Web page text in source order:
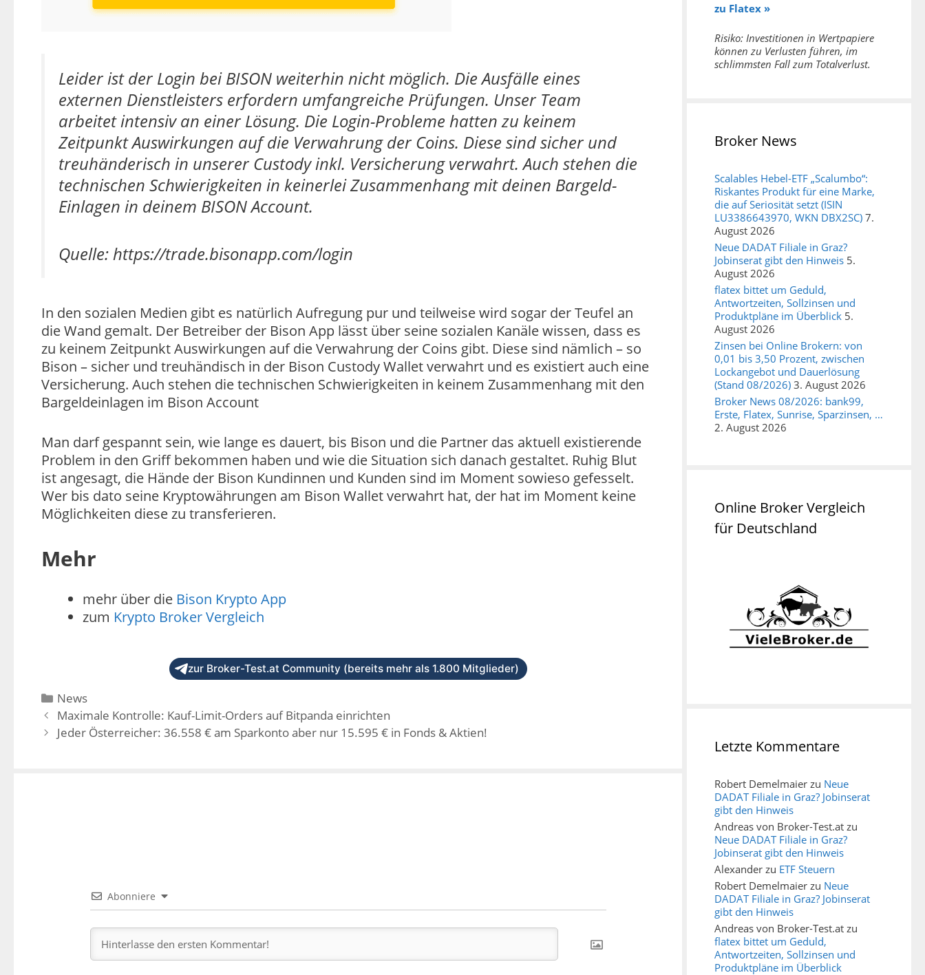
Leider ist der Login bei BISON weiterhin nicht möglich. Die Ausfälle eines
externen Dienstleisters erfordern umfangreiche Prüfungen. Unser Team
arbeitet intensiv an einer Lösung. Die Login-Probleme hatten zu keinem
Zeitpunkt Auswirkungen auf die Verwahrung der Coins. Diese sind sicher und
treuhänderisch in unserer Custody inkl. Versicherung verwahrt. Auch stehen die
technischen Schwierigkeiten in keinerlei Zusammenhang mit deinen Bargeld-
Einlagen in deinem BISON Account.
Quelle: https://trade.bisonapp.com/login
In den sozialen Medien gibt es natürlich Aufregung pur und teilweise wird sogar der Teufel an
die Wand gemalt. Der Betreiber der Bison App lässt über seine sozialen Kanäle wissen, dass es
zu keinem Zeitpunkt Auswirkungen auf die Verwahrung der Coins gibt. Diese sind nämlich – so
Bison – sicher und treuhändisch in der Bison Custody Wallet verwahrt und es existiert auch eine
Versicherung. Auch stehen die technischen Schwierigkeiten in keinem Zusammenhang mit den
Bargeldeinlagen im Bison Account
Man darf gespannt sein, wie lange es dauert, bis Bison und die Partner das aktuell existierende
Problem in den Griff bekommen haben und wie die Situation sich danach gestaltet. Ruhig Blut
ist angesagt, die Hände der Bison Kundinnen und Kunden sind im Moment sowieso gefesselt.
Wer bis dato seine Kryptowährungen am Bison Wallet verwahrt hat, der hat im Moment keine
Möglichkeiten diese zu transferieren.
Mehr
mehr über die Bison Krypto App
zum Krypto Broker Vergleich
zur Broker-Test.at Community (bereits mehr als 1.800 Mitglieder)
News
Maximale Kontrolle: Kauf-Limit-Orders auf Bitpanda einrichten
Jeder Österreicher: 36.558 € am Sparkonto aber nur 15.595 € in Fonds & Aktien!
Abonniere
zu Flatex »
Risiko: Investitionen in Wertpapiere
können zu Verlusten führen, im
schlimmsten Fall zum Totalverlust.
Broker News
Scalables Hebel-ETF „Scalumbo“:
Riskantes Produkt für eine Marke,
die auf Seriosität setzt (ISIN
LU3386643970, WKN DBX2SC) 7.
August 2026
Neue DADAT Filiale in Graz?
Jobinserat gibt den Hinweis 5.
August 2026
flatex bittet um Geduld,
Antwortzeiten, Sollzinsen und
Produktpläne im Überblick 5.
August 2026
Zinsen bei Online Brokern: von
0,01 bis 3,50 Prozent, zwischen
Lockangebot und Dauerlösung
(Stand 08/2026) 3. August 2026
Broker News 08/2026: bank99,
Erste, Flatex, Sunrise, Sparzinsen, …
2. August 2026
Online Broker Vergleich
für Deutschland
Letzte Kommentare
Robert Demelmaier zu Neue
DADAT Filiale in Graz? Jobinserat
gibt den Hinweis
Andreas von Broker-Test.at zu
Neue DADAT Filiale in Graz?
Jobinserat gibt den Hinweis
Alexander zu ETF Steuern
Robert Demelmaier zu Neue
DADAT Filiale in Graz? Jobinserat
gibt den Hinweis
Andreas von Broker-Test.at zu
flatex bittet um Geduld,
Antwortzeiten, Sollzinsen und
Produktpläne im Überblick